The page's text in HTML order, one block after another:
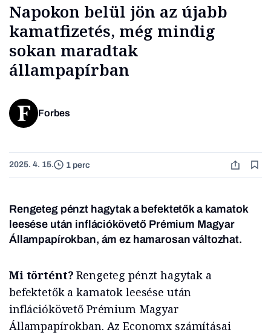
Napokon belül jön az újabb
kamatfizetés, még mindig
sokan maradtak
állampapírban
Forbes
2025. 4. 15. 1 perc
Rengeteg pénzt hagytak a befektetők a kamatok
leesése után inflációkövető Prémium Magyar
Állampapírokban, ám ez hamarosan változhat.
Mi történt?Rengeteg pénzt hagytak a
befektetők a kamatok leesése után
inflációkövető Prémium Magyar
Állampapírokban. Az Economx számításai